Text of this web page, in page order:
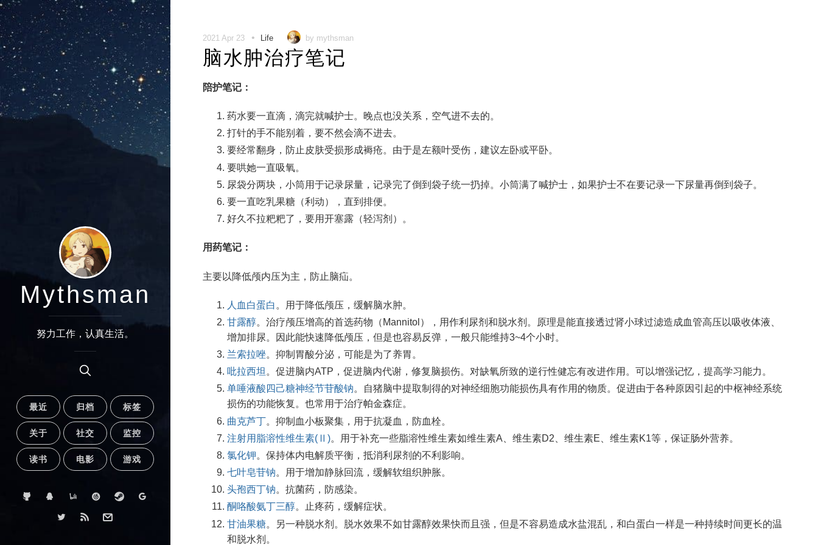
Mythsman
努力工作，认真生活。
最近 归档 标签
关于 社交 监控
读书 电影 游戏
2021 Apr 23 • Life by mythsman
脑水肿治疗笔记
陪护笔记：
药水要一直滴，滴完就喊护士。晚点也没关系，空气进不去的。
打针的手不能别着，要不然会滴不进去。
要经常翻身，防止皮肤受损形成褥疮。由于是左额叶受伤，建议左卧或平卧。
要哄她一直吸氧。
尿袋分两块，小筒用于记录尿量，记录完了倒到袋子统一扔掉。小筒满了喊护士，如果护士不在要记录一下尿量再倒到袋子。
要一直吃乳果糖（利动），直到排便。
好久不拉粑粑了，要用开塞露（轻泻剂）。
用药笔记：
主要以降低颅内压为主，防止脑疝。
人血白蛋白 。用于降低颅压，缓解脑水肿。
甘露醇。治疗颅压增高的首选药物（Mannitol），用作利尿剂和脱水剂。原理是能直接透过肾小球过滤造成血管高压以吸收体液、
增加排尿。因此能快速降低颅压，但是也容易反弹，一般只能维持3~4个小时。
兰索拉唑。抑制胃酸分泌，可能是为了养胃。
吡拉西坦 。促进脑内ATP，促进脑内代谢，修复脑损伤。对缺氧所致的逆行性健忘有改进作用。可以增强记忆，提高学习能力。
单唾液酸四己糖神经节苷酸钠。自猪脑中提取制得的对神经细胞功能损伤具有作用的物质。促进由于各种原因引起的中枢神经系统
损伤的功能恢复。也常用于治疗帕金森症。
曲克芦丁。抑制血小板聚集，用于抗凝血，防血栓。
注射用脂溶性维生素(Ⅱ)。用于补充一些脂溶性维生素如维生素A、维生素D2 、维生素E、维生素K1等，保证肠外营养。
氯化钾。保持体内电解质平衡，抵消利尿剂的不利影响。
七叶皂苷钠。用于增加静脉回流，缓解软组织肿胀。
头孢西丁钠。抗菌药，防感染。
酮咯酸氨丁三醇。止疼药，缓解症状。
甘油果糖。另一种脱水剂。脱水效果不如甘露醇效果快而且强，但是不容易造成水盐混乱，和白蛋白一样是一种持续时间更长的温
和脱水剂。